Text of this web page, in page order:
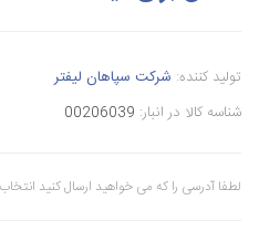
تولید کننده: شرکت سپاهان لیفتر
شناسه کالا در انبار: 00206039
لطفا آدرسی را که می خواهید ارسال کنید